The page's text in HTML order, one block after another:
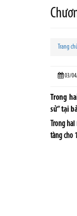
Trang
03/
Trong
sử” tại
Trong
tàng cho